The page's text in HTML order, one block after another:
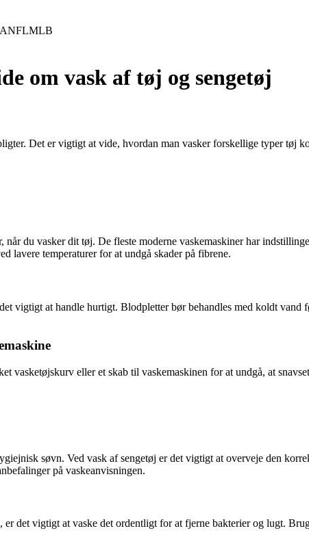
NFLMLB
om vask af tøj og sengetøj
Det er vigtigt at vide, hvordan man vasker forskellige typer tøj
du vasker dit tøj. De fleste moderne vaskemaskiner har
lavere temperaturer for at undgå skader på fibrene.
vigtigt at handle hurtigt. Blodpletter bør behandles med koldt
vasketøjskurv eller et skab til vaskemaskinen for at undgå, at
søvn. Ved vask af sengetøj er det vigtigt at overveje den
på vaskeanvisningen.
det vigtigt at vaske det ordentligt for at fjerne bakterier og lugt.